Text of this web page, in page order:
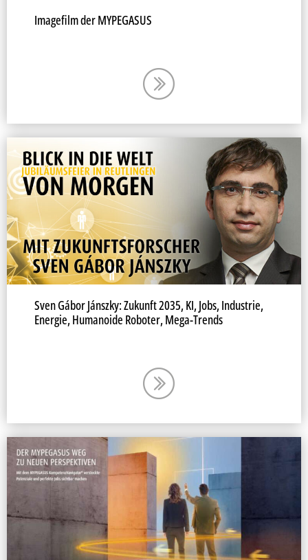
Imagefilm der MYPEGASUS
Sven Gábor Jánszky: Zukunft 2035, KI, Jobs, Industrie,
Energie, Humanoide Roboter, Mega-Trends